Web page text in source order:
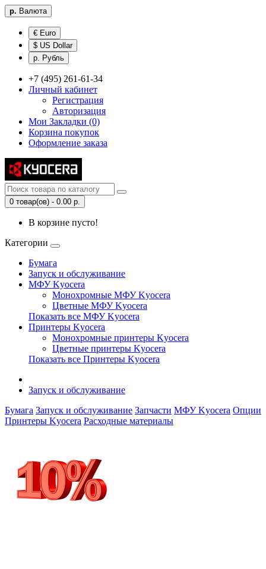
р. Валюта
€ Euro
$ US Dollar
р. Рубль
+7 (495) 261-61-34
Личный кабинет
Регистрация
Авторизация
Мои Закладки (0)
Корзина покупок
Оформление заказа
0 товар(ов) - 0.00 р.
В корзине пусто!
Категории
Бумага
Запуск и обслуживание
МФУ Kyocera
Монохромные МФУ Kyocera
Цветные МФУ Kyocera
Показать все МФУ Kyocera
Принтеры Kyocera
Монохромные принтеры Kyocera
Цветные принтеры Kyocera
Показать все Принтеры Kyocera
Запуск и обслуживание
Бумага Запуск и обслуживание Запчасти МФУ Kyocera Опции
Принтеры Kyocera Расходные материалы